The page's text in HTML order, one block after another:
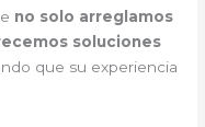
no solo arreglamos
soluciones
que su experiencia